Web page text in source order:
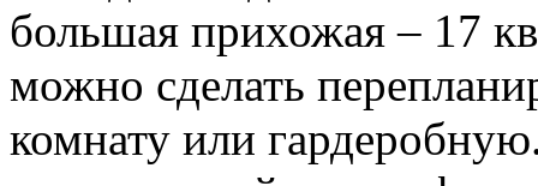
большая прихожая – 17
можно сделать
комнату или